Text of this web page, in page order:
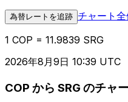
為替レートを追跡 チャート
1 COP = 11.9839 SRG
2026年8月9日 10:39 UTC
COP から SRG のチャ